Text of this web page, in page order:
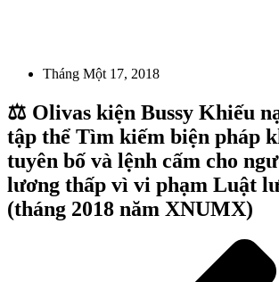
Tháng Một 17, 2018
⚖️ Olivas kiện Bussy Khiếu
tập thể Tìm kiếm biện pháp
tuyên bố và lệnh cấm cho
lương thấp vì vi phạm Luật
(tháng 2018 năm XNUMX)